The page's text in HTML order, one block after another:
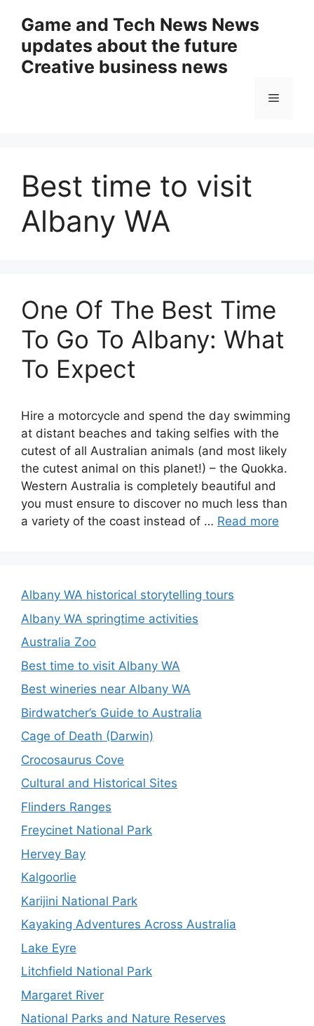
content
Game and Tech News News
updates about the future
Creative business news
Menu
Best time to visit
Albany WA
One Of The Best Time
To Go To Albany: What
To Expect
Hire a motorcycle and spend the day swimming
at distant beaches and taking selfies with the
cutest of all Australian animals (and most likely
the cutest animal on this planet!) – the Quokka.
Western Australia is completely beautiful and
you must ensure to discover no much less than
a variety of the coast instead of … Read more
Albany WA historical storytelling tours
Albany WA springtime activities
Australia Zoo
Best time to visit Albany WA
Best wineries near Albany WA
Birdwatcher’s Guide to Australia
Cage of Death (Darwin)
Crocosaurus Cove
Cultural and Historical Sites
Flinders Ranges
Freycinet National Park
Hervey Bay
Kalgoorlie
Karijini National Park
Kayaking Adventures Across Australia
Lake Eyre
Litchfield National Park
Margaret River
National Parks and Nature Reserves